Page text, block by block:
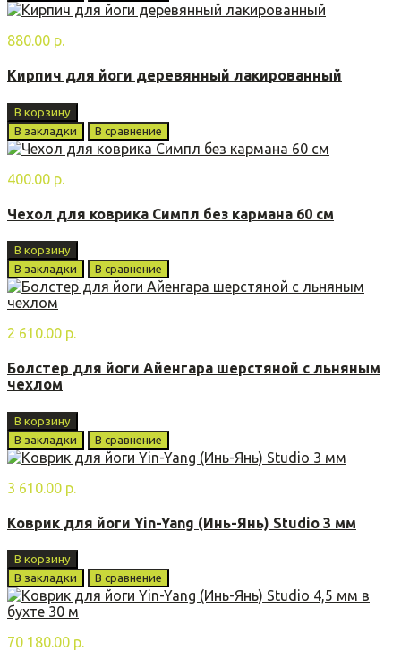
880.00 р.
Кирпич для йоги деревянный лакированный
В корзину
В закладки
В сравнение
400.00 р.
Чехол для коврика Симпл без кармана 60 см
В корзину
В закладки
В сравнение
2 610.00 р.
Болстер для йоги Айенгара шерстяной с льняным
чехлом
В корзину
В закладки
В сравнение
3 610.00 р.
Коврик для йоги Yin-Yang (Инь-Янь) Studio 3 мм
В корзину
В закладки
В сравнение
70 180.00 р.